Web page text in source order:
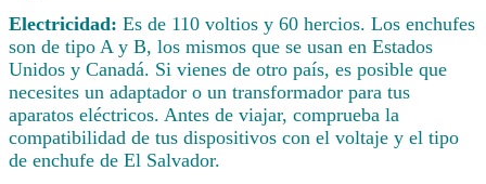
Electricidad: Es de 110 voltios y 60 hercios. Los enchufes
son de tipo A y B, los mismos que se usan en Estados
Unidos y Canadá. Si vienes de otro país, es posible que
necesites un adaptador o un transformador para tus
aparatos eléctricos. Antes de viajar, comprueba la
compatibilidad de tus dispositivos con el voltaje y el tipo
de enchufe de El Salvador.